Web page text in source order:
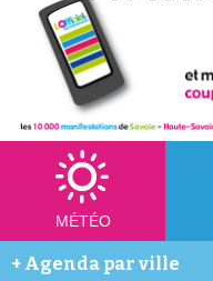
MÉTÉO
+ Agenda par ville